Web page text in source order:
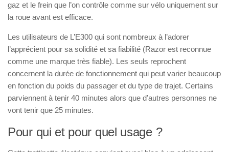
gaz et le frein que l’on contrôle comme sur vélo uniquement sur
la roue avant est efficace.
Les utilisateurs de L’E300 qui sont nombreux à l’adorer
l’apprécient pour sa solidité et sa fiabilité (Razor est reconnue
comme une marque très fiable). Les seuls reprochent
concernent la durée de fonctionnement qui peut varier beaucoup
en fonction du poids du passager et du type de trajet. Certains
parviennent à tenir 40 minutes alors que d’autres personnes ne
vont tenir que 25 minutes.
Pour qui et pour quel usage ?